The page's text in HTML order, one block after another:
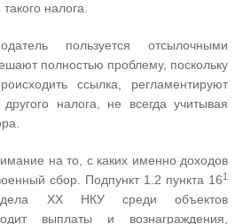
налога.
пользуется отсылочными
полностью проблему, поскольку
ссылка, регламентируют
налога, не всегда учитывая
на то, с каких именно доходов
сбор. Подпункт 1.2 пункта 161
XX НКУ среди объектов
выплаты и вознаграждения,